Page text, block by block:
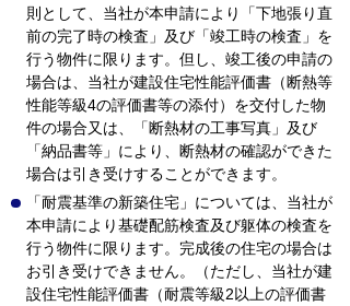
則として、当社が本申請により「下地張り直
前の完了時の検査」及び「竣工時の検査」を
行う物件に限ります。但し、竣工後の申請の
場合は、当社が建設住宅性能評価書（断熱等
性能等級4の評価書等の添付）を交付した物
件の場合又は、「断熱材の工事写真」及び
「納品書等」により、断熱材の確認ができた
場合は引き受けすることができます。
「耐震基準の新築住宅」については、当社が
本申請により基礎配筋検査及び躯体の検査を
行う物件に限ります。完成後の住宅の場合は
お引き受けできません。（ただし、当社が建
設住宅性能評価書（耐震等級2以上の評価書